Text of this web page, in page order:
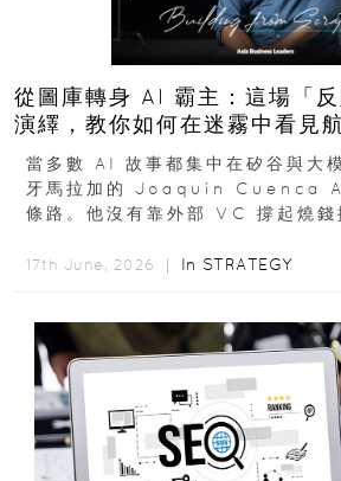
從圖庫轉身 AI 霸主：這場「
演繹，教你如何在迷霧中看見
當多數 AI 故事都集中在矽谷與大
牙馬拉加的 Joaquín Cuenca
條路。他沒有靠外部 VC 撐起燒錢
17th June, 2026 ｜ In STRATEGY